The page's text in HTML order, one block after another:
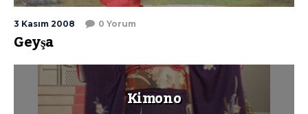
3 Kasım 2008 0 Yorum
Geyşa
Kimono